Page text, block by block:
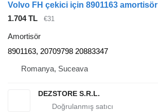
Volvo FH çekici için 8901163 amortisör
1.704 TL
€31
Amortisör
8901163, 20709798 20883347
Romanya, Suceava
DEZSTORE S.R.L.